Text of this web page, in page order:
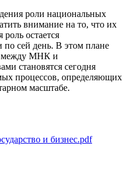
роли национальных
внимание на то, что их
роль остается
сей день. В этом плане
между МНК и
становятся сегодня
процессов, определяющих
масштабе.
и бизнес.pdf